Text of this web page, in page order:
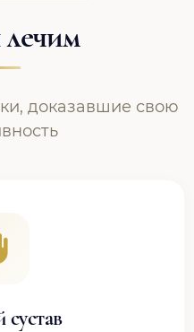
доказавшие свою
сустав